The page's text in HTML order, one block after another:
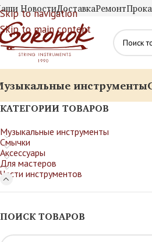
Skip to navigation
Skip to main content
НовостиДоставкаРемонт
инструменты
КАТЕГОРИИ ТОВАРОВ
Музыкальные инструменты
Смычки
Аксессуары
Для мастеров
Части инструментов
ПОИСК ТОВАРОВ